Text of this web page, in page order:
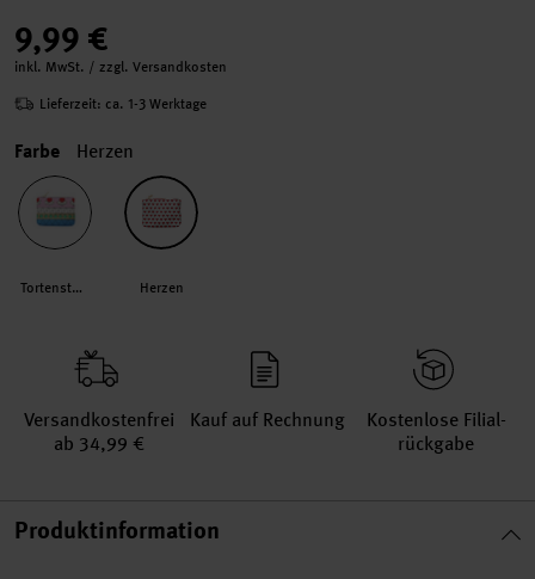
9,99 €
inkl. MwSt. / zzgl. Versandkosten
Lieferzeit: ca. 1-3 Werktage
Farbe Herzen
Tortenstück Herzen
Versand­kosten­frei
ab 34,99 €
Kauf auf Rechnung
Kosten­lose Filial­
rückgabe
Produktinformation